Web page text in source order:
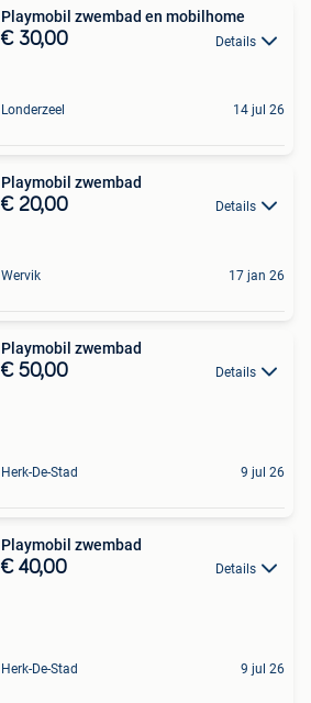
Playmobil zwembad en mobilhome
€ 30,00 Details
Londerzeel 14 jul 26
Playmobil zwembad
€ 20,00 Details
Wervik 17 jan 26
Playmobil zwembad
€ 50,00 Details
Herk-De-Stad 9 jul 26
Playmobil zwembad
€ 40,00 Details
Herk-De-Stad 9 jul 26